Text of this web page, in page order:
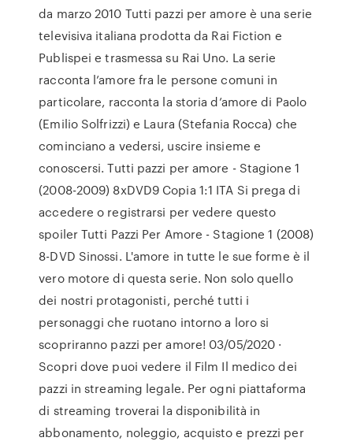
da marzo 2010 Tutti pazzi per amore è una serie
televisiva italiana prodotta da Rai Fiction e
Publispei e trasmessa su Rai Uno. La serie
racconta l’amore fra le persone comuni in
particolare, racconta la storia d’amore di Paolo
(Emilio Solfrizzi) e Laura (Stefania Rocca) che
cominciano a vedersi, uscire insieme e
conoscersi. Tutti pazzi per amore - Stagione 1
(2008-2009) 8xDVD9 Copia 1:1 ITA Si prega di
accedere o registrarsi per vedere questo
spoiler Tutti Pazzi Per Amore - Stagione 1 (2008)
8-DVD Sinossi. L'amore in tutte le sue forme è il
vero motore di questa serie. Non solo quello
dei nostri protagonisti, perché tutti i
personaggi che ruotano intorno a loro si
scopriranno pazzi per amore! 03/05/2020 ·
Scopri dove puoi vedere il Film Il medico dei
pazzi in streaming legale. Per ogni piattaforma
di streaming troverai la disponibilità in
abbonamento, noleggio, acquisto e prezzi per